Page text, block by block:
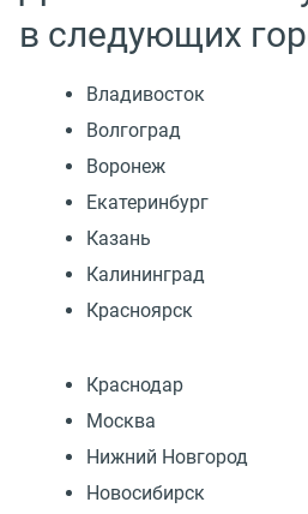
в следующих
Владивосток
Волгоград
Воронеж
Екатеринбург
Казань
Калининград
Красноярск
Краснодар
Москва
Нижний Новгород
Новосибирск